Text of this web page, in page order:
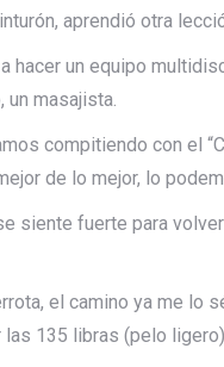
aprendió otra
hacer un equipo
masajista.
compitiendo con el
de lo mejor, lo
siente fuerte para
el camino ya me lo
135 libras (pelo